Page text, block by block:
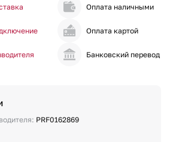
Оплата наличными
Оплата картой
Банковский перевод
PRF0162869